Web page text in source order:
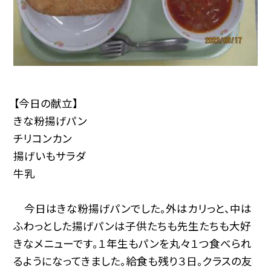
【今日の献立】
きな粉揚げパン
チリコンカン
揚げいもサラダ
牛乳
今日はきな粉揚げパンでした。外はカリっと、中は
ふわっとした揚げパンは子供たちも先生たちも大好
きなメニューです。１年生もパンを丸々１つ食べられ
るようになってきました。給食も残り３日。クラスの友